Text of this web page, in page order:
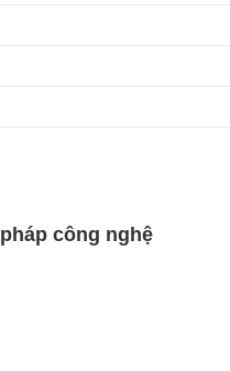
pháp công nghệ